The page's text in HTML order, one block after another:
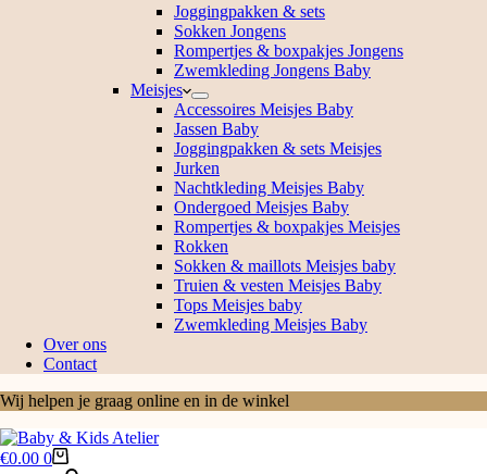
Joggingpakken & sets
Sokken Jongens
Rompertjes & boxpakjes Jongens
Zwemkleding Jongens Baby
Meisjes
Accessoires Meisjes Baby
Jassen Baby
Joggingpakken & sets Meisjes
Jurken
Nachtkleding Meisjes Baby
Ondergoed Meisjes Baby
Rompertjes & boxpakjes Meisjes
Rokken
Sokken & maillots Meisjes baby
Truien & vesten Meisjes Baby
Tops Meisjes baby
Zwemkleding Meisjes Baby
Over ons
Contact
Wij helpen je graag online en in de winkel
Winkelwagen
€0.00 0